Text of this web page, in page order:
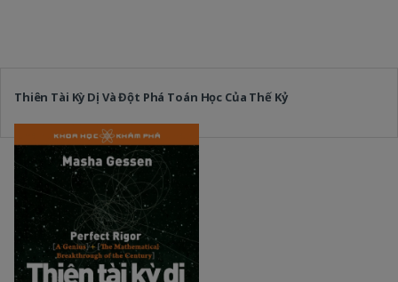
Thiên Tài Kỳ Dị Và Đột Phá Toán Học Của Thế Kỷ